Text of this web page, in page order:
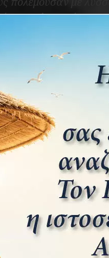
και λιγοστές
την ζωή στους
ας
με αυτοθυσία
ελεύθεροι.
Λειβαδά
Γκρίντλεϋ Χάου,
ξένος
του Χάρβαρντ και
«πάσης φύσεως» λίγο